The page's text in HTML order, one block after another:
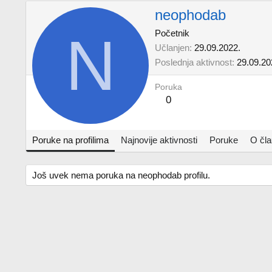
N
neophodab
Početnik
Učlanjen 29.09.2022.
Poslednja aktivnost
Poruka
0
Poruke na profilima Najnovije aktivnosti Poruke O
Još uvek nema poruka na neophodab profilu.